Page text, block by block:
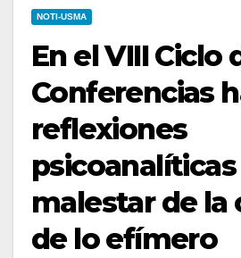
NOTI-USMA
En el VIII Ciclo
Conferencias
reflexiones
malestar de la
de lo efímero